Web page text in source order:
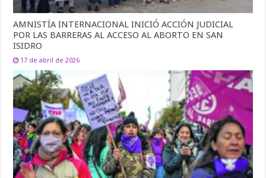
AMNISTÍA INTERNACIONAL INICIÓ ACCIÓN JUDICIAL
POR LAS BARRERAS AL ACCESO AL ABORTO EN SAN
ISIDRO
17 de abril de 2026